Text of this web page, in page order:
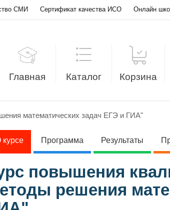
СМИ Сертификат качества ИСО Онлайн
Главная Каталог Корзина
математических задач ЕГЭ и ГИА"
курсе Программа Результаты
повышения
решения